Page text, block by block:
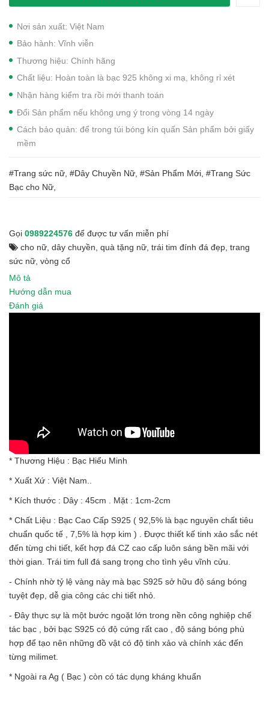
Nơi sản xuất: Việt Nam
Bảo hành: Vĩnh viễn
Thương hiệu: Chính hãng
Chất liệu: Hoàn toàn là bạc 925 không xi mạ, không rỉ xét
Nhận hàng kiểm tra rồi mới thanh toán
Đổi Sản phẩm nếu không ưng ý trong vòng 14 ngày
Cách bảo quản: để trong túi bóng kín quấn Sản phẩm bởi giấy
mềm
#Trang sức nữ, #Dây Chuyền Nữ, #Sản Phẩm Mới, #Trang Sức
Bạc cho Nữ,
Gọi 0989224576 để được tư vấn miễn phí
cho nữ dây chuyền quà tặng nữ trái tim đính đá đẹp trang
sức nữ vòng cổ
Mô tả
Hướng dẫn mua
Đánh giá
* Thương Hiệu : Bạc Hiểu Minh
* Xuất Xứ : Việt Nam..
* Kích thước : Dây : 45cm . Mặt : 1cm-2cm
* Chất Liệu : Bạc Cao Cấp S925 ( 92,5% là bạc nguyên chất tiêu
chuẩn quốc tế , 7,5% là hợp kim ) . Được thiết kế tinh xảo sắc nét
đến từng chi tiết, kết hợp đá CZ cao cấp luôn sáng bền mãi với
thời gian. Trái tim full đá sang trọng cho tình yêu vĩnh cửu.
- Chính nhờ tỷ lệ vàng này mà bạc S925 sở hữu độ sáng bóng
tuyệt đẹp, dễ gia công các chi tiết nhỏ.
- Đây thực sự là một bước ngoặt lớn trong nền công nghiệp chế
tác bạc , bởi bạc S925 có độ cứng rất cao , độ sáng bóng phù
hợp để tạo nên những đồ vật có độ tinh xảo và chính xác đến
từng milimet.
* Ngoài ra Ag ( Bạc ) còn có tác dụng kháng khuẩn